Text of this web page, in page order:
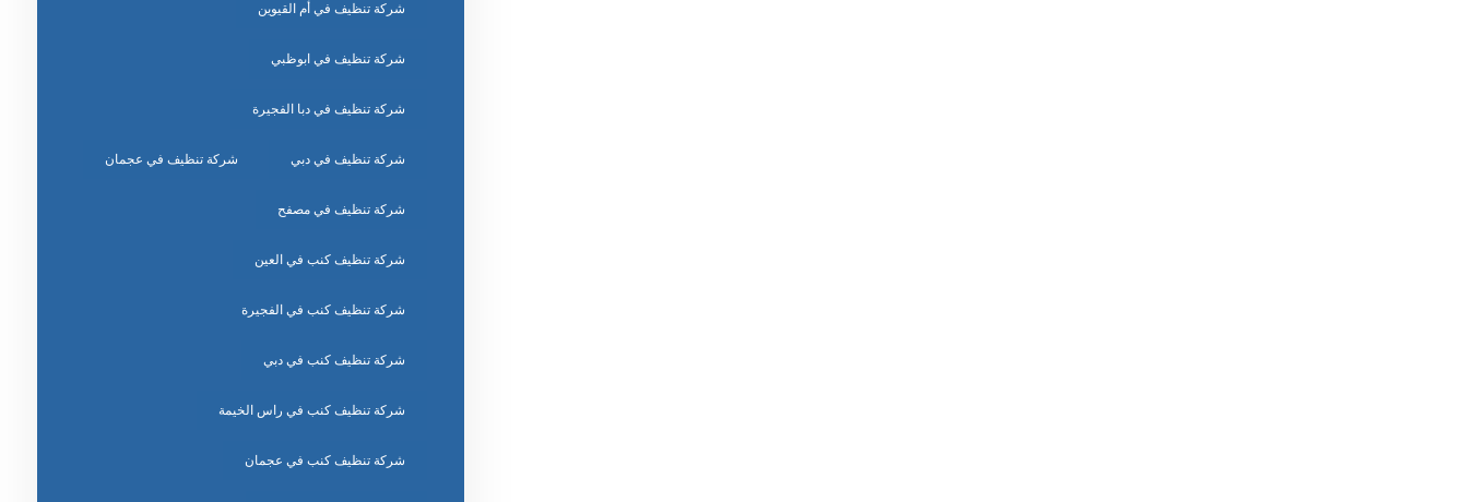
شركة تنظيف في أم القيوين
شركة تنظيف في ابوظبي
شركة تنظيف في دبا الفجيرة
شركة تنظيف في دبي شركة تنظيف في عجمان
شركة تنظيف في مصفح
شركة تنظيف كنب في العين
شركة تنظيف كنب في الفجيرة
شركة تنظيف كنب في دبي
شركة تنظيف كنب في راس الخيمة
شركة تنظيف كنب في عجمان